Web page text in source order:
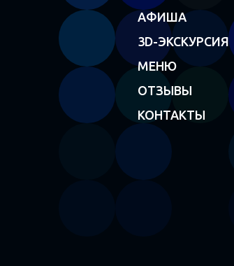
АФИША
3D-ЭКСКУРСИЯ
МЕНЮ
ОТЗЫВЫ
КОНТАКТЫ